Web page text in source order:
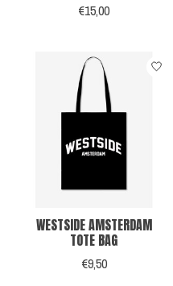
€15,00
WESTSIDE AMSTERDAM
TOTE BAG
€9,50